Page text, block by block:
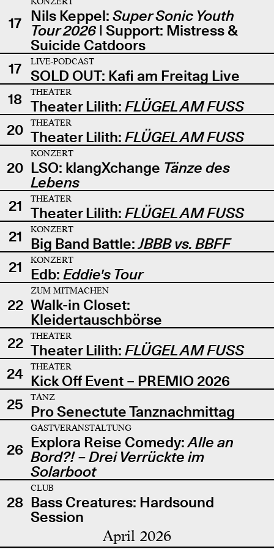
17 Nils Keppel: Super Sonic Youth
Tour 2026| Support: Mistress &
Suicide Catdoors
17
LIVE-PODCAST
SOLD OUT: Kafi am Freitag Live
18
THEATER
Theater Lilith: FLÜGEL AM FUSS
20
THEATER
Theater Lilith: FLÜGEL AM FUSS
20
KONZERT
LSO: klangXchange Tänze des
Lebens
21
THEATER
Theater Lilith: FLÜGEL AM FUSS
21
KONZERT
Big Band Battle:JBBB vs. BBFF
21
KONZERT
Edb: Eddie's Tour
22
ZUM MITMACHEN
Walk-in Closet:
Kleidertauschbörse
22
THEATER
Theater Lilith: FLÜGEL AM FUSS
24
THEATER
Kick Off Event – PREMIO 2026
25
TANZ
Pro Senectute Tanznachmittag
26
GASTVERANSTALTUNG
Explora Reise Comedy:Alle an
Bord?! – Drei Verrückte im
Solarboot
28
CLUB
Bass Creatures: Hardsound
Session
April 2026